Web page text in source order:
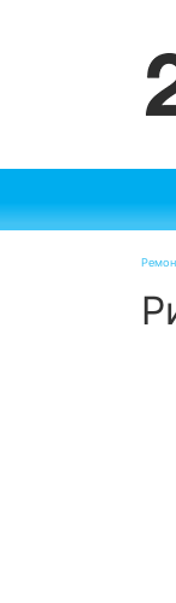
SE